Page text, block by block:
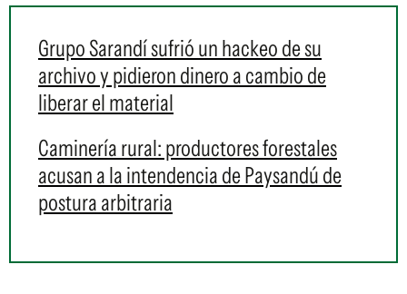
Grupo Sarandí sufrió un hackeo de su
archivo y pidieron dinero a cambio de
liberar el material
Caminería rural: productores forestales
acusan a la intendencia de Paysandú de
postura arbitraria